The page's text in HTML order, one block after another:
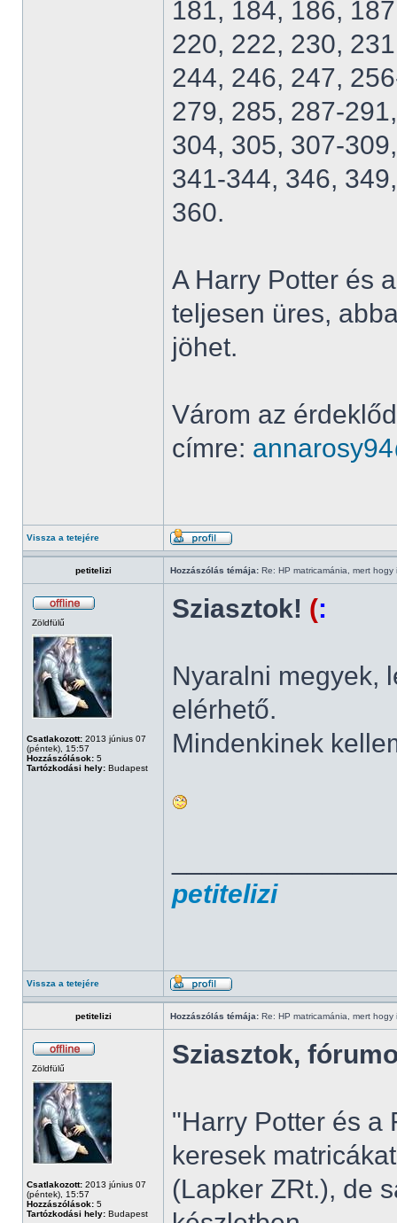
181, 184, 186,
220, 222, 230,
244, 246, 247,
279, 285, 287-
304, 305, 307-
341-344, 346,
360.
A Harry Potter és
teljesen üres,
jöhet.
Várom az
címre:
Vissza a tetejére
petitelizi Hozzászólás témája: Re: HP matricamánia, mert hogy
Zöldfülű
Csatlakozott: 2013 június 07
(péntek), 15:57
Hozzászólások: 5
Tartózkodási hely: Budapest
Sziasztok! (:
Nyaralni megyek,
elérhető.
Mindenkinek
petitelizi
Vissza a tetejére
petitelizi Hozzászólás témája: Re: HP matricamánia, mert hogy
Zöldfülű
Csatlakozott: 2013 június 07
(péntek), 15:57
Hozzászólások: 5
Tartózkodási hely: Budapest
Sziasztok,
"Harry Potter és a
keresek
(Lapker ZRt.), de